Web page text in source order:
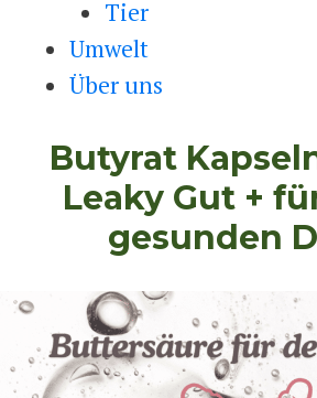
Tier
Umwelt
Über uns
Butyrat
Leaky Gut +
gesunden